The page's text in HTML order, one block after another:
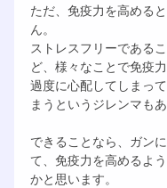
ただ、免疫力を高める
ん。
ストレスフリーである
ど、様々なことで免疫
過度に心配してしまっ
まうというジレンマもあ
できることなら、ガン
て、免疫力を高めるよ
かと思います。